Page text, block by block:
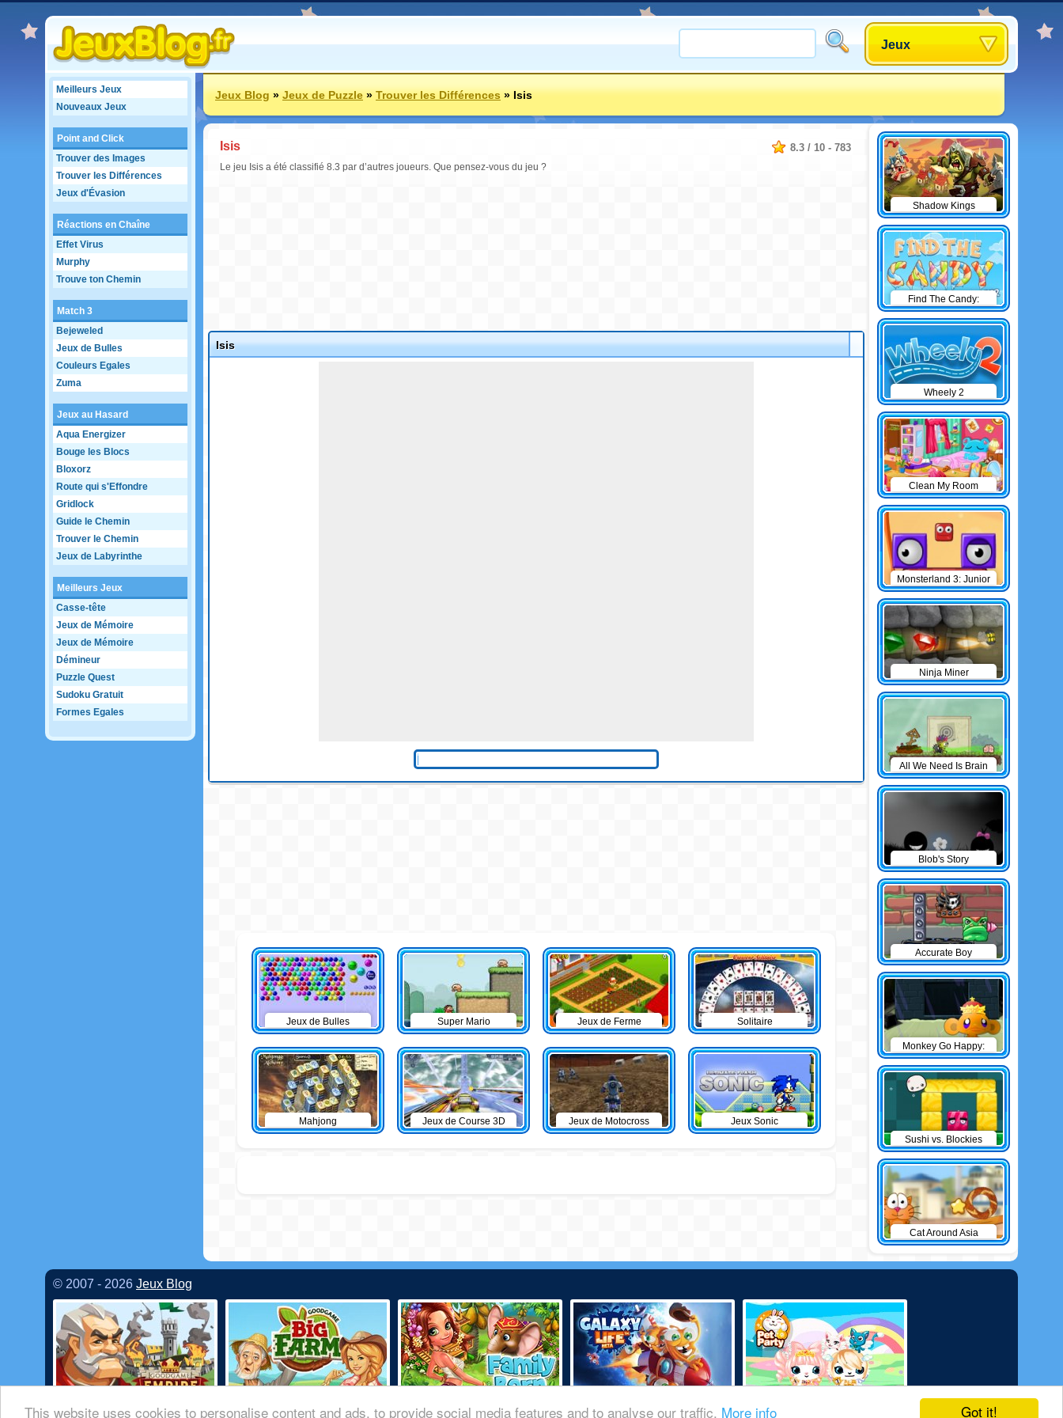
Got it!
This website uses cookies to personalise content and ads, to provide social media features and to analyse our traffic. More info
Jeux
Meilleurs Jeux
Nouveaux Jeux
Point and Click
Trouver des Images
Trouver les Différences
Jeux d'Évasion
Réactions en Chaîne
Effet Virus
Murphy
Trouve ton Chemin
Match 3
Bejeweled
Jeux de Bulles
Couleurs Egales
Zuma
Jeux au Hasard
Aqua Energizer
Bouge les Blocs
Bloxorz
Route qui s'Effondre
Gridlock
Guide le Chemin
Trouver le Chemin
Jeux de Labyrinthe
Meilleurs Jeux
Casse-tête
Jeux de Mémoire
Jeux de Mémoire
Démineur
Puzzle Quest
Sudoku Gratuit
Formes Egales
Jeux Blog»Jeux de Puzzle»Trouver les Différences»Isis
8.3 / 10 - 783
Isis
Le jeu Isis a été classifié 8.3 par d’autres joueurs. Que pensez-vous du jeu ?
Isis
Jeux de Bulles Super Mario Jeux de Ferme Solitaire
Mahjong Jeux de Course 3D Jeux de Motocross Jeux Sonic
Shadow Kings
Find The Candy:
Winter
Wheely 2
Clean My Room
Monsterland 3: Junior
Returns
Ninja Miner
All We Need Is Brain
Level Pack
Blob's Story
Accurate Boy
Monkey Go Happy:
The Castle
Sushi vs. Blockies
Cat Around Asia
© 2007 - 2026 Jeux Blog